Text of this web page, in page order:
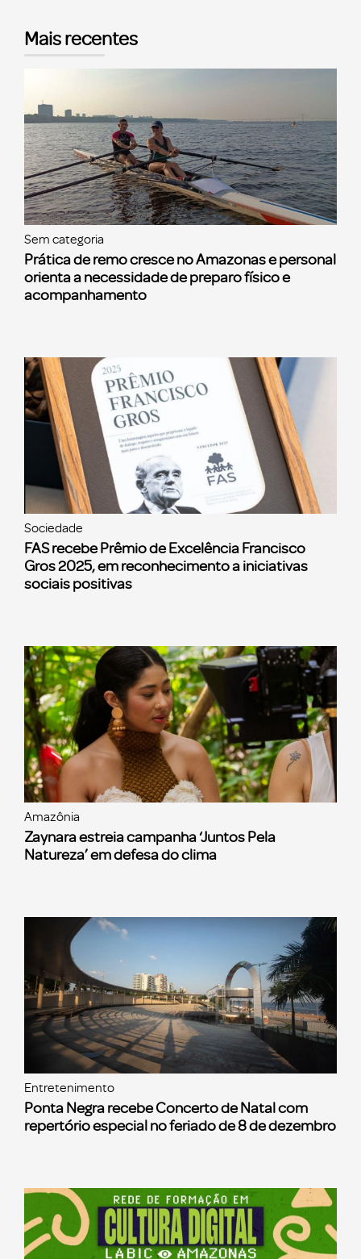
Mais recentes
Sem categoria
Prática de remo cresce no Amazonas e personal
orienta a necessidade de preparo físico e
acompanhamento
Sociedade
FAS recebe Prêmio de Excelência Francisco
Gros 2025, em reconhecimento a iniciativas
sociais positivas
Amazônia
Zaynara estreia campanha ‘Juntos Pela
Natureza’ em defesa do clima
Entretenimento
Ponta Negra recebe Concerto de Natal com
repertório especial no feriado de 8 de dezembro